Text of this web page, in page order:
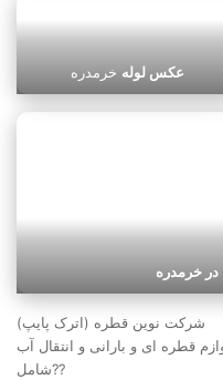
عکس لوله خرمدره
در خرمدره
شرکت نوین قطره (اترک پایپ)
قطره ای و بارانی و انتقال آب
شامل??